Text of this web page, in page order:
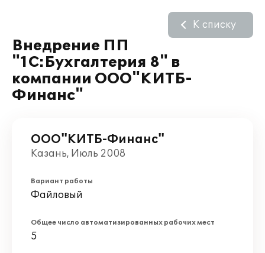
Внедрение ПП
"1С:Бухгалтерия 8" в
компании ООО"КИТБ-
Финанс"
К списку
ООО"КИТБ-Финанс"
Казань, Июль 2008
Вариант работы
Файловый
Общее число автоматизированных рабочих мест
5